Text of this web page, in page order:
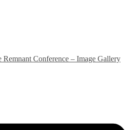
Conference – Image Gallery